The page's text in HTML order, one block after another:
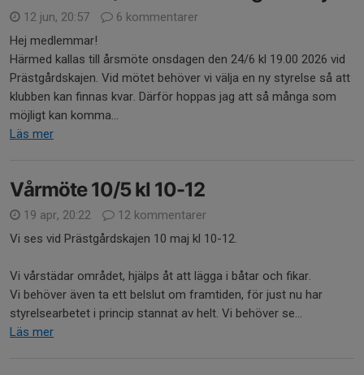
12 jun, 20:57
6 kommentarer
Hej medlemmar!
Härmed kallas till årsmöte onsdagen den 24/6 kl 19.00 2026 vid
Prästgårdskajen. Vid mötet behöver vi välja en ny styrelse så att
klubben kan finnas kvar. Därför hoppas jag att så många som
möjligt kan komma...
Läs mer
Vårmöte 10/5 kl 10-12
19 apr, 20:22
12 kommentarer
Vi ses vid Prästgårdskajen 10 maj kl 10-12.
Vi vårstädar området, hjälps åt att lägga i båtar och fikar.
Vi behöver även ta ett belslut om framtiden, för just nu har
styrelsearbetet i princip stannat av helt. Vi behöver se...
Läs mer